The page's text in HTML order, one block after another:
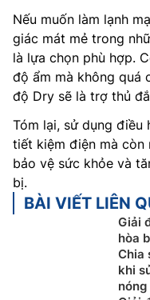
Nếu muốn làm lạnh
giác mát mẻ trong
là lựa chọn phù hợp.
độ ẩm mà không quá
độ Dry sẽ là trợ thủ
Tóm lại, sử dụng điều
tiết kiệm điện mà còn
bảo vệ sức khỏe và
bị.
BÀI VIẾT LIÊN
Giải
hòa
Chia
khi
nóng